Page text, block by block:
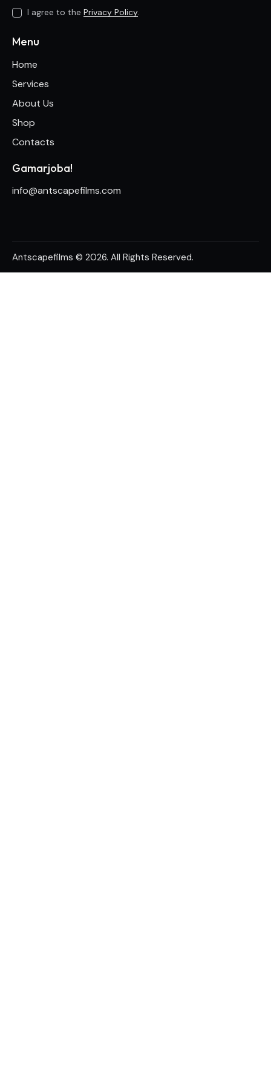
I agree to the Privacy Policy.
Menu
Home
Services
About Us
Shop
Contacts
Gamarjoba!
info@antscapefilms.com
Antscapefilms © 2026. All Rights Reserved.